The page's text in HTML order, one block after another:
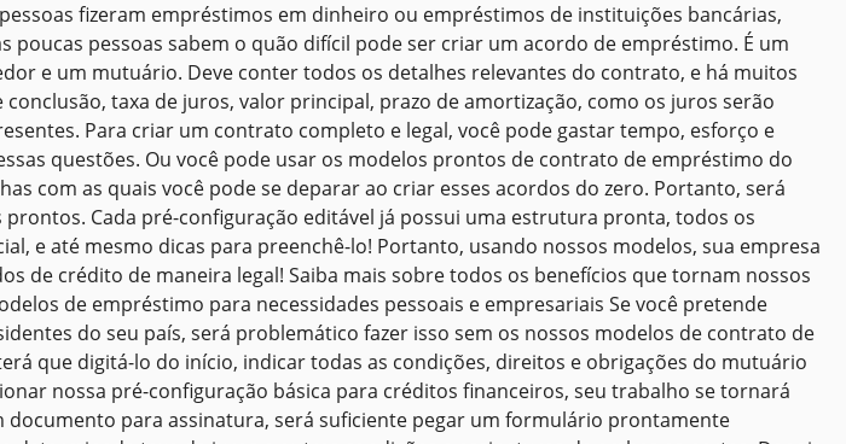
fizeram empréstimos em dinheiro ou empréstimos de instituições bancárias,
poucas pessoas sabem o quão difícil pode ser criar um acordo de empréstimo. É um
e um mutuário. Deve conter todos os detalhes relevantes do contrato, e há muitos
taxa de juros, valor principal, prazo de amortização, como os juros serão
Para criar um contrato completo e legal, você pode gastar tempo, esforço e
questões. Ou você pode usar os modelos prontos de contrato de empréstimo do
com as quais você pode se deparar ao criar esses acordos do zero. Portanto, será
Cada pré-configuração editável já possui uma estrutura pronta, todos os
e até mesmo dicas para preenchê-lo! Portanto, usando nossos modelos, sua empresa
de crédito de maneira legal! Saiba mais sobre todos os benefícios que tornam nossos
de empréstimo para necessidades pessoais e empresariais Se você pretende
do seu país, será problemático fazer isso sem os nossos modelos de contrato de
que digitá-lo do início, indicar todas as condições, direitos e obrigações do mutuário
nossa pré-configuração básica para créditos financeiros, seu trabalho se tornará
documento para assinatura, será suficiente pegar um formulário prontamente